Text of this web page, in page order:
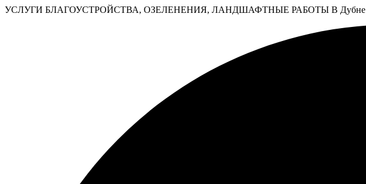
УСЛУГИ БЛАГОУСТРОЙСТВА, ОЗЕЛЕНЕНИЯ, ЛАНДШАФТНЫЕ РАБОТЫ В Дубне